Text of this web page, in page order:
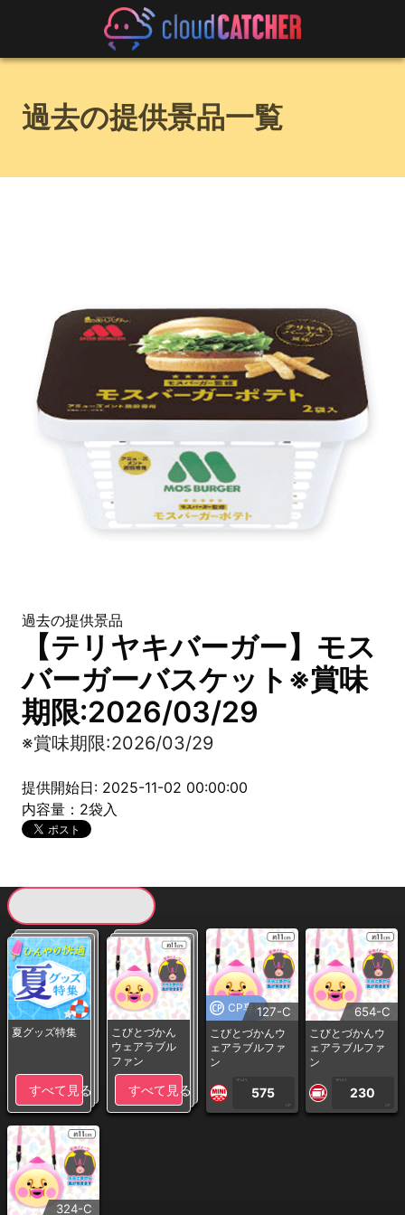
過去の提供景品一覧
過去の提供景品
【テリヤキバーガー】モス
バーガーバスケット※賞味
期限:2026/03/29
※賞味期限:2026/03/29
提供開始日: 2025-11-02 00:00:00
内容量：2袋入
夏グッズ特集
すべて見る
こびとづかん
ウェアラブル
ファン
すべて見る
CP専用127-C
こびとづかんウ
ェアラブルファ
ン
1PLAY
575
CP
654-C
こびとづかんウ
ェアラブルファ
ン
1PLAY
230
CP
324-C